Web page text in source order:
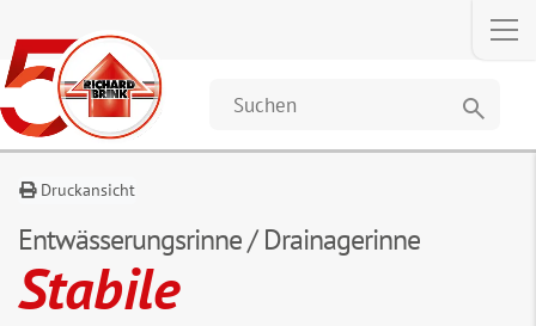
search
Druckansicht
Entwässerungsrinne / Drainagerinne
Stabile
Anfragen